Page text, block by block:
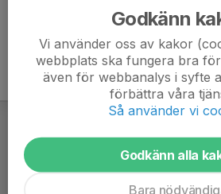
Godkänn
Vi använder oss av kakor
webbplats ska fungera bra
även för webbanalys i syfte
förbättra våra
Så använder vi
Godkänn alla
Bara